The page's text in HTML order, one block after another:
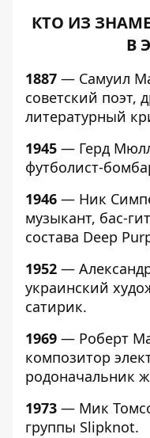
КТО ИЗ
В
1887 — Самуил
советский поэт,
литературный
1945 — Герд
футболист-
1946 — Ник
музыкант, бас-
состава Deep
1952 —
украинский
сатирик.
1969 — Роберт
композитор
родоначальник
1973 — Мик
группы Slipknot.